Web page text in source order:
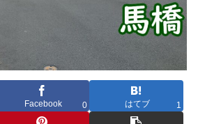
Facebook 0 はてブ 1